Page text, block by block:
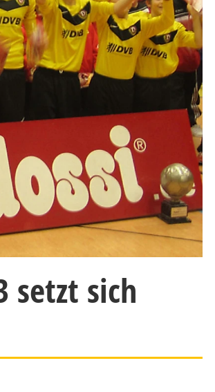
setzt sich